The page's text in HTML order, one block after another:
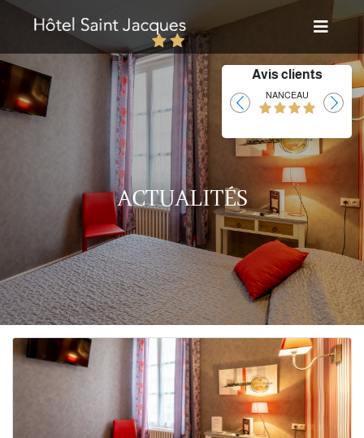
Avis clients
NANCEAU
ACTUALITÉS